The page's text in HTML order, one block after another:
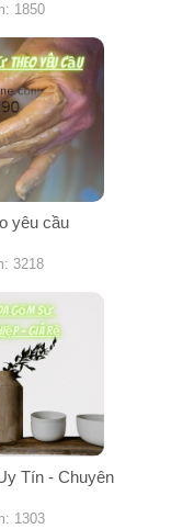
1850
yêu cầu
3218
Tín - Chuyên
1303